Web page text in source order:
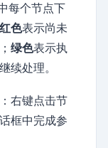
每个节点下
红色表示尚未
绿色表示执
续处理。
右键点击节
框中完成参